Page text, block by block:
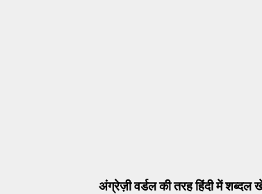
अंग्रेज़ी वर्डल की तरह हिंदी में शब्दल